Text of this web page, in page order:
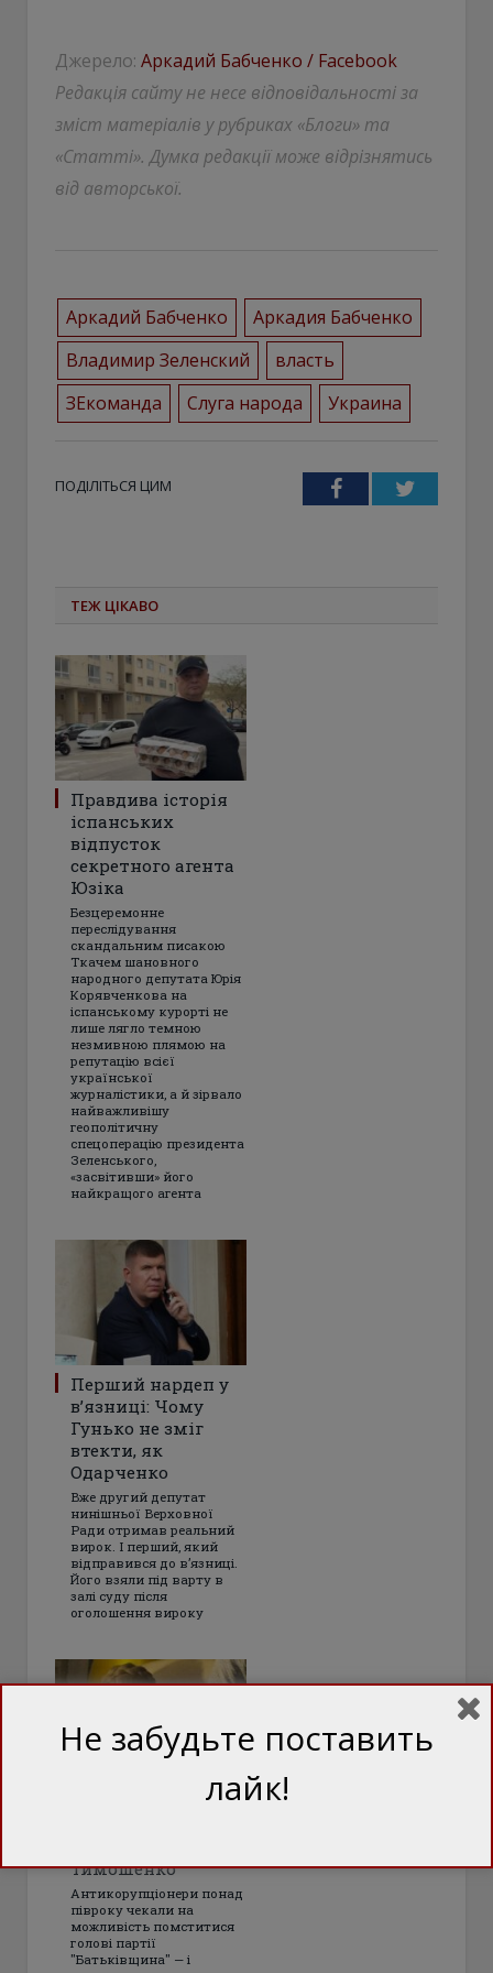
Джерело: Аркадий Бабченко / Facebook
Редакція сайту не несе відповідальності за
зміст матеріалів у рубриках «Блоги» та
«Статті». Думка редакції може відрізнятись
від авторської.
Аркадий Бабченко
Аркадия Бабченко
Владимир Зеленский
власть
ЗЕкоманда
Слуга народа Украина
ПОДІЛІТЬСЯ ЦИМ FacebookTwitter
ТЕЖ ЦІКАВО
Правдива історія
іспанських
відпусток
секретного агента
Юзіка
Безцеремонне
переслідування
скандальним писакою
Ткачем шановного
народного депутата Юрія
Корявченкова на
іспанському курорті не
лише лягло темною
незмивною плямою на
репутацію всієї
української
журналістики, а й зірвало
найважливішу
геополітичну
спецоперацію президента
Зеленського,
«засвітивши» його
найкращого агента
Перший нардеп у
в’язниці: Чому
Гунько не зміг
втекти, як
Одарченко
Вже другий депутат
нинішньої Верховної
Ради отримав реальний
вирок. І перший, який
відправився до в’язниці.
Його взяли під варту в
залі суду після
оголошення вироку
Три мішені НАБУ:
Тимошенко
Антикорупціонери понад
півроку чекали на
можливість помститися
голові партії
"Батьківщина" — і
Не забудьте поставить
лайк!